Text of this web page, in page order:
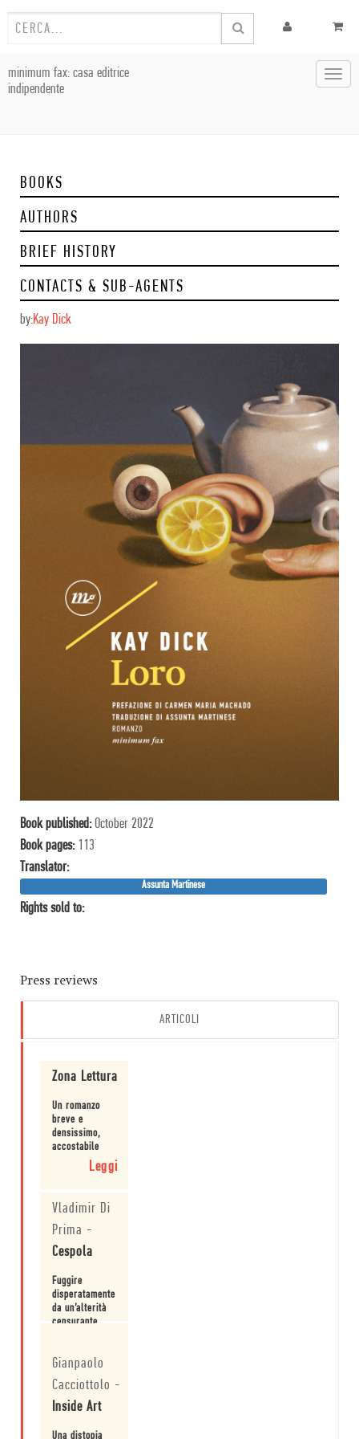
minimum fax: casa editrice
indipendente
BOOKS
AUTHORS
BRIEF HISTORY
CONTACTS & SUB-AGENTS
by:Kay Dick
Book published:October 2022
Book pages: 113
Translator:
Assunta Martinese
Rights sold to:
Press reviews
ARTICOLI
Zona Lettura
Un romanzo
breve e
densissimo,
accostabile
per molti versi
a 1984 e a
451.
Leggi
Vladimir Di
Prima -
Cespola
Fuggire
disperatamente
da un’alterità
censurante,
rimanerne
amputati per
contrappasso
oppure
e farsi
Gianpaolo
Cacciottolo -
Inside Art
Una distopia